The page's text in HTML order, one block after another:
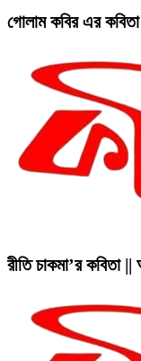
গোলাম কবির এর
রীতি চাকমা’র কবিতা